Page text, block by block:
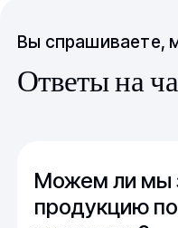
Вы спрашиваете,
Ответы на
Можем ли мы
продукцию